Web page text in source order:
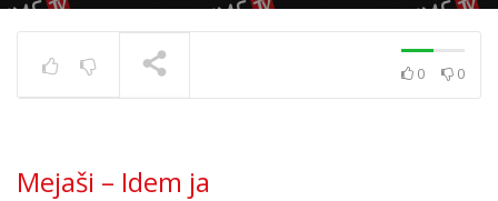
Zaprešić Boys feat.
0 0
Mejaši – Idem ja